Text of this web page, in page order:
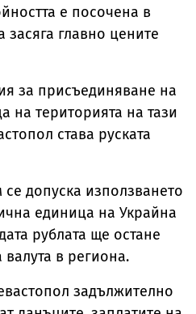
е посочена в
засяга главно цените
за присъединяване на
на територията на тази
става руската
се допуска използването
единица на Украйна
рублата ще остане
валута в региона.
задължително